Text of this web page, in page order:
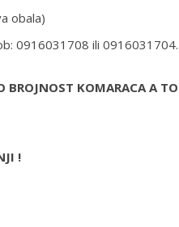
obala)
0916031708 ili 0916031704.
BROJNOST KOMARACA A
!